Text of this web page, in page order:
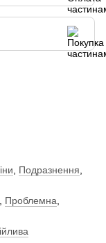
Подразнення
Проблемна